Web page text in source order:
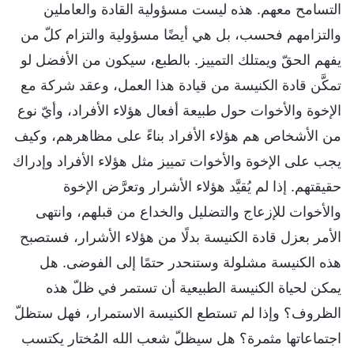
التسامح معهم. هذه ليست مسؤولية القادة والعاملين
والتزامهم فحسب، بل هي أيضًا مسؤولية والتزام كلّ من
يفهم الحقّ ويمتلك التمييز. بالطبع، سيكون من الأفضل لو
تمكَّن قادة الكنيسة من قيادة هذا العمل، وعقد شركة مع
الإخوة والأخوات حول طبيعة أفعال هؤلاء الأفراد، وأيّ نوع
من الأشخاص هم هؤلاء الأفراد بناءً على مظاهرهم، وكيف
يجب على الإخوة والأخوات تمييز مثل هؤلاء الأفراد وإدراك
حقيقتهم. إذا لم يُقيَّد هؤلاء الأشرار وتعرَّض الإخوة
والأخوات للإزعاج والتضليل والخداع من قبلهم، وانتهى
الأمر بعزل قادة الكنيسة بدلًا من هؤلاء الأشرار، فستصبح
هذه الكنيسة مشلولة وستنحدر حتمًا إلى الفوضى. هل
يمكن لحياة الكنيسة الطبيعية أن تستمر في ظلّ هذه
الظروف؟ وإذا لم تستطع الكنيسة الاستمرار، فهل ستظلّ
اجتماعاتها مثمرة؟ هل سيظلّ شعب الله المُختار يكتسب